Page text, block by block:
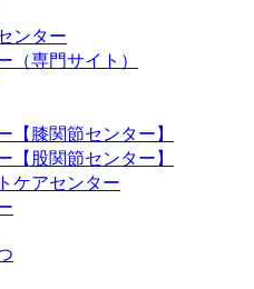
ンター
（専門サイト）
【膝関節センター】
【股関節センター】
ケアセンター